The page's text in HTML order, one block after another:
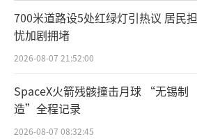
700米道路设5处红绿灯引热议 居民担
忧加剧拥堵
2026-08-07 21:52:00
SpaceX火箭残骸撞击月球 “无锡制
造”全程记录
2026-08-07 08:32:45